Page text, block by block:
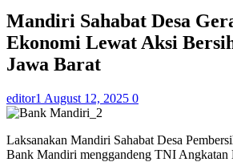
Mandiri Sahabat Desa
Ekonomi Lewat Aksi
Jawa Barat
editor1 August 12, 2025 0
Laksanakan Mandiri Sahabat Desa
Bank Mandiri menggandeng TNI Angkatan